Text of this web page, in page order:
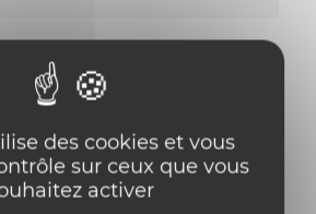
des cookies et vous
sur ceux que vous
activer